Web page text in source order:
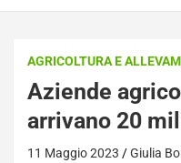
AGRICOLTURA E
Aziende
arrivano 20
11 Maggio 2023 Giulia